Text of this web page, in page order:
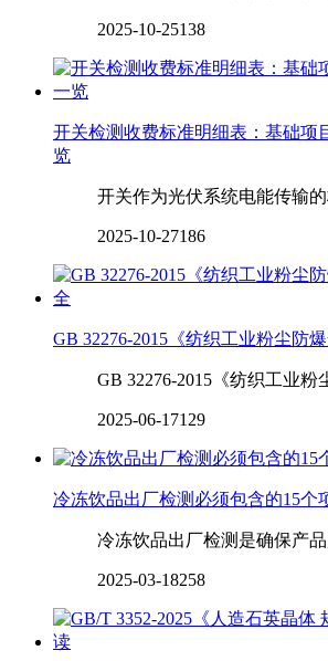
2025-10-25138
开关检测收费标准明细表：基础项
览
开关作为光伏系统电能传输的
2025-10-27186
GB 32276-2015《纺织工业粉尘防
GB 32276-2015《纺织工业粉尘
2025-06-17129
冷冻饮品出厂检测必须包含的15个
冷冻饮品出厂检测是确保产品
2025-03-18258